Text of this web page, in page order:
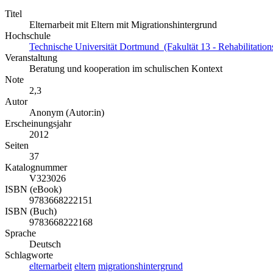
Titel
Elternarbeit mit Eltern mit Migrationshintergrund
Hochschule
Technische Universität Dortmund (Fakultät 13 -
Veranstaltung
Beratung und kooperation im schulischen Kontext
Note
2,3
Autor
Anonym (Autor:in)
Erscheinungsjahr
2012
Seiten
37
Katalognummer
V323026
ISBN (eBook)
9783668222151
ISBN (Buch)
9783668222168
Sprache
Deutsch
Schlagworte
elternarbeit eltern migrationshintergrund